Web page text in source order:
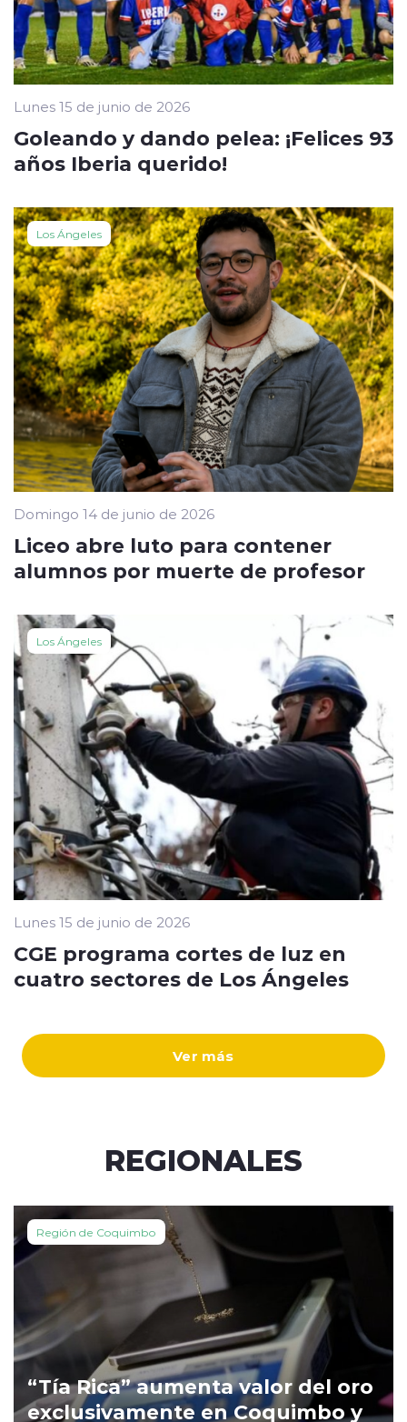
Ver más
Lunes 15 de junio de 2026
Goleando y dando pelea: ¡Felices 93
años Iberia querido!
Los Ángeles
Domingo 14 de junio de 2026
Liceo abre luto para contener
alumnos por muerte de profesor
Los Ángeles
Lunes 15 de junio de 2026
CGE programa cortes de luz en
cuatro sectores de Los Ángeles
REGIONALES
Región de Coquimbo
“Tía Rica” aumenta valor del oro
exclusivamente en Coquimbo y